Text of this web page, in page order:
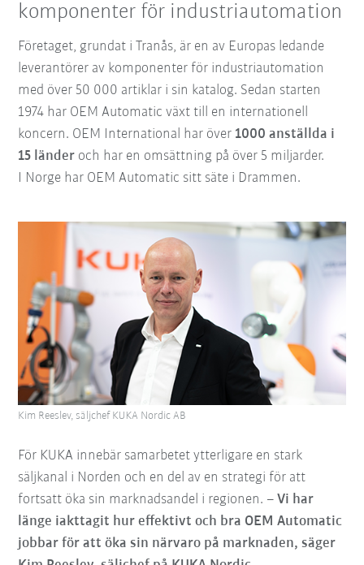
komponenter för industriautomation
Företaget, grundat i Tranås, är en av Europas ledande
leverantörer av komponenter för industriautomation
med över 50 000 artiklar i sin katalog. Sedan starten
1974 har OEM Automatic växt till en internationell
koncern. OEM International har över 1000 anställda i
15 länder och har en omsättning på över 5 miljarder.
I Norge har OEM Automatic sitt säte i Drammen.
För KUKA innebär samarbetet ytterligare en stark
säljkanal i Norden och en del av en strategi för att
fortsatt öka sin marknadsandel i regionen. – Vi har
länge iakttagit hur effektivt och bra OEM Automatic
jobbar för att öka sin närvaro på marknaden, säger
Kim Reeslev, säljchef KUKA Nordic AB